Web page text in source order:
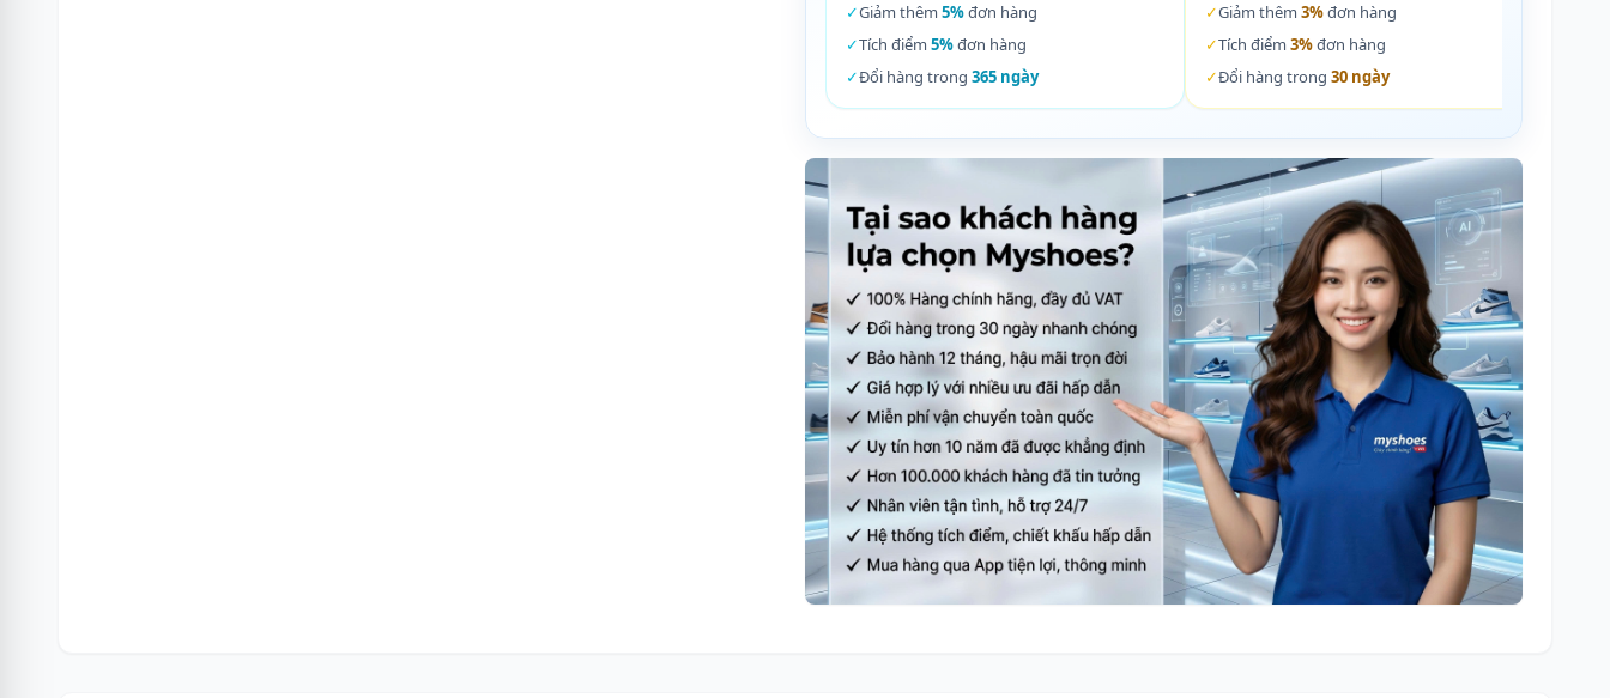
✓Giảm thêm 5%đơn hàng
✓Tích điểm 5%đơn hàng
✓Đổi hàng trong 365 ngày
✓Giảm thêm 3%đơn hàng
✓Tích điểm 3%đơn hàng
✓Đổi hàng trong 30 ngày